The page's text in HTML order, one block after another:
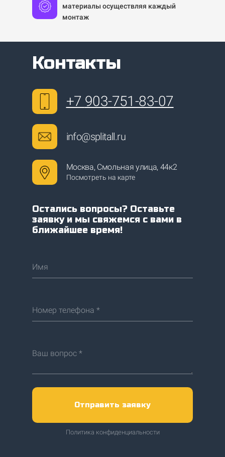
материалы осуществляя каждый
монтаж
Москва, Смольная улица, 44к2
+7 903-751-83-07
info@splitall.ru
Контакты
Остались вопросы? Оставьте
заявку и мы свяжемся с вами в
ближайшее время!
Имя
Номер телефона *
Ваш вопрос *
Отправить заявку
Политика конфиденциальности
Посмотреть на карте